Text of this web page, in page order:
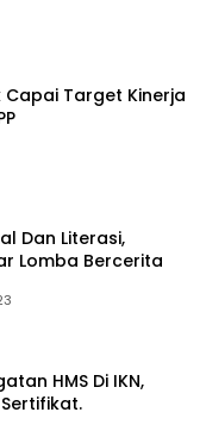
Capai Target Kinerja
Dan Literasi,
Lomba Bercerita
HMS Di IKN,